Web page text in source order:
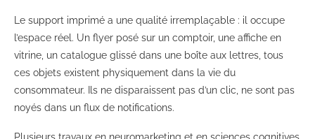
Le support imprimé a une qualité irremplaçable : il occupe
l’espace réel. Un flyer posé sur un comptoir, une affiche en
vitrine, un catalogue glissé dans une boîte aux lettres, tous
ces objets existent physiquement dans la vie du
consommateur. Ils ne disparaissent pas d’un clic, ne sont pas
noyés dans un flux de notifications.